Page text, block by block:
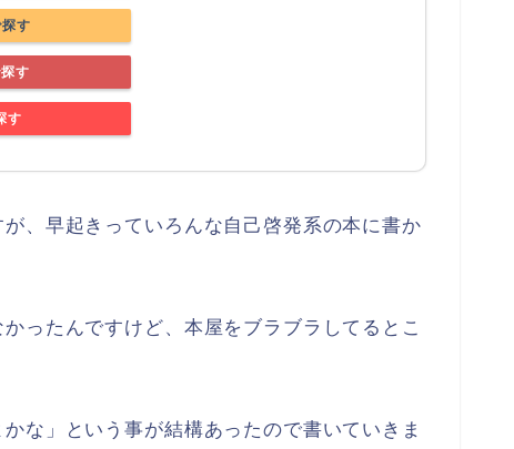
す
す
す
、早起きっていろんな自己啓発系の本に書か
ったんですけど、本屋をブラブラしてるとこ
な」という事が結構あったので書いていきま